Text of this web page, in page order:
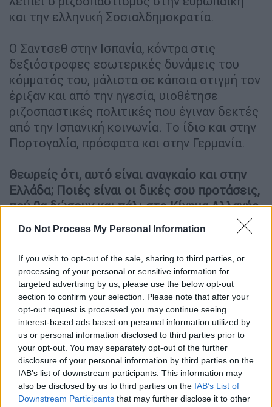
Do Not Process My Personal Information
If you wish to opt-out of the sale, sharing to third parties, or
processing of your personal or sensitive information for
targeted advertising by us, please use the below opt-out
section to confirm your selection. Please note that after your
opt-out request is processed you may continue seeing
interest-based ads based on personal information utilized by
us or personal information disclosed to third parties prior to
your opt-out. You may separately opt-out of the further
disclosure of your personal information by third parties on the
IAB’s list of downstream participants. This information may
also be disclosed by us to third parties on the IAB’s List of
Downstream Participants that may further disclose it to other
και την ελληνική Σοσιαλδημοκρατία.
Ο Σαντσεθ στην Ισπανία, κόντρα στις
δεξιόστροφες εσωτερικές δυνάμεις του
κόμματός του, μάλιστα σε κάποια στιγμή τον
έριξαν και από την ηγεσία, υιοθέτησε
ριζοσπαστικές πολιτικές που έγιναν δεκτές
από την Ισπανική κοινωνία. Το ίδιο και στην
Πορτογαλία, πρόσφατα και στην Γερμανία.
Θεωρείς ότι, αυτό είναι αναγκαίο και στην
Ελλάδα; Ποιές είναι οι δικές σου προτάσεις,
πού θα δώσουν και πάλι στο Κίνημα Αλλαγής,
στο ΠΑΣΟΚ, τον αναγκαίο ριζοσπαστισμό,
και θα το απομακρύνουν από την πολιτική
του μετάλλαξη, που υπέστη τα προηγούμενα
χρόνια.
Τόσο μεγάλη μάλιστα, που στις σημερινές
συνθήκες, μετά τα μνημόνια, πολλοί να
θεωρούν αυτονόητη την κυβερνητική
συνεργασία με την ΝΔ και, μάλιστα με την
σημερινή, που έχει και μια ακραία αντίληψη
για τον οικονομικό. Θέλετε να μου πείτε σε
σε ένα βασικό τομέα, όπως την πράσινη και
βιώσιμη ανάπτυξη, ποιές είναι οι προτάσεις